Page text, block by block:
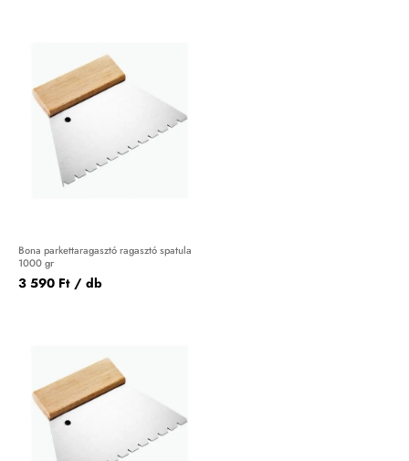
Bona parkettaragasztó ragasztó spatula
1000 gr
3 590 Ft / db